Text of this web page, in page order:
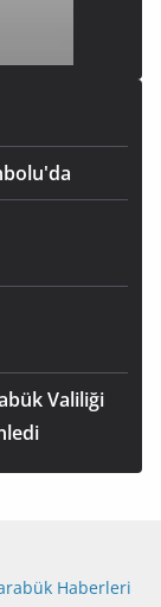
Valiliği
Haberleri